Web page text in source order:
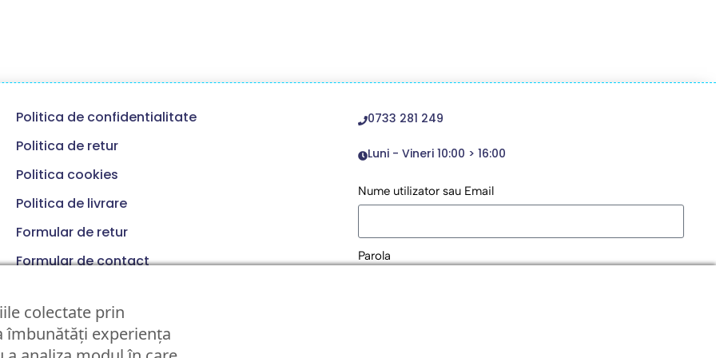
Politica de confidentialitate
Politica de retur
Politica cookies
Politica de livrare
Formular de retur
Formular de contact
0733 281 249
Luni - Vineri 10:00 > 16:00
Nume utilizator sau Email
Parola
colectate prin
îmbunătăți experiența